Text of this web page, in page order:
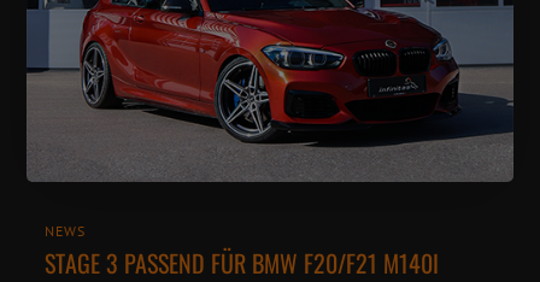
NEWS
STAGE 3 PASSEND FÜR BMW F20/F21 M140I